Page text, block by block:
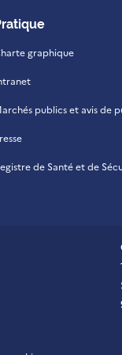
graphique
publics et avis de
de Santé et de